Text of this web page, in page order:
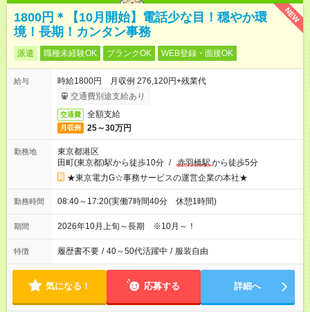
NEW
1800円＊【10月開始】電話少な目！穏やか環
境！長期！カンタン事務
派遣 職種未経験OK ブランクOK WEB登録・面接OK
給与
時給1800円 月収例 276,120円+残業代
交通費別途支給あり
交通費 全額支給
月収例 25～30万円
勤務地
東京都港区
田町(東京都)駅から徒歩10分 / 赤羽橋駅から徒歩5分
★東京電力G☆事務サービスの運営企業の本社★
勤務時間 08:40～17:20(実働7時間40分 休憩1時間)
期間 2026年10月上旬～長期 ※10月～！
特徴 履歴書不要 / 40～50代活躍中 / 服装自由
気になる！ 応募する 詳細へ